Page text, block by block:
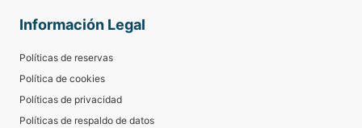
Información Legal
Políticas de reservas
Política de cookies
Políticas de privacidad
Políticas de respaldo de datos